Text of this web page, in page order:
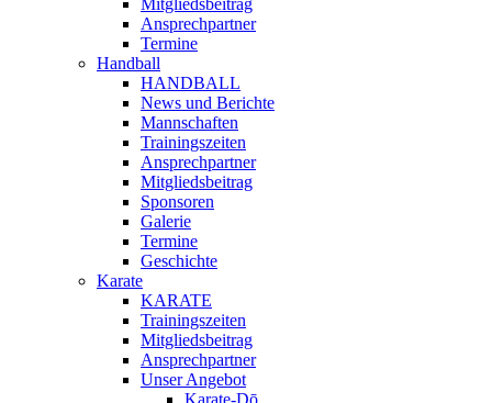
Mitgliedsbeitrag
Ansprechpartner
Termine
Handball
HANDBALL
News und Berichte
Mannschaften
Trainingszeiten
Ansprechpartner
Mitgliedsbeitrag
Sponsoren
Galerie
Termine
Geschichte
Karate
KARATE
Trainingszeiten
Mitgliedsbeitrag
Ansprechpartner
Unser Angebot
Karate-Dō